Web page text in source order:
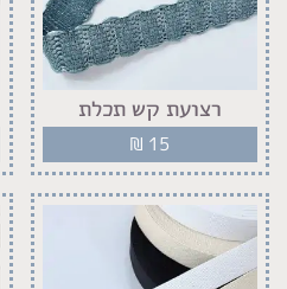
רצועת קש תכלת
₪ 15